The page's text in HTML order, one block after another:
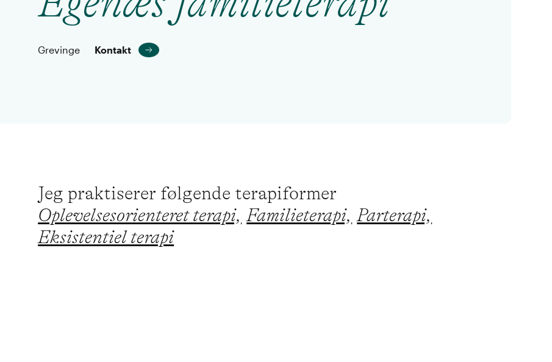
Grevinge Kontakt
Jeg praktiserer følgende terapiformer
Oplevelsesorienteret terapi, Familieterapi, Parterapi,
Eksistentiel terapi